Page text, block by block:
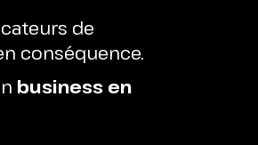
de
conséquence.
business en